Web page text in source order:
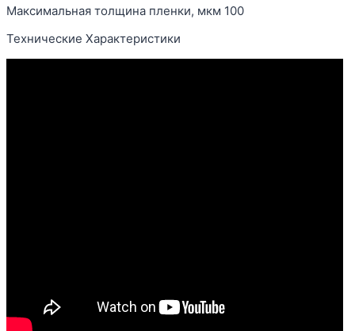
Максимальная толщина пленки, мкм 100
Технические Характеристики